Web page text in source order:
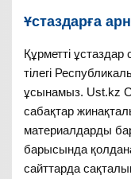
Ұстаздарға
Құрметті ұстаздар
тілегі
ұсынамыз. Ust.kz
сабақтар
материалдарды
барысында
сайттарда